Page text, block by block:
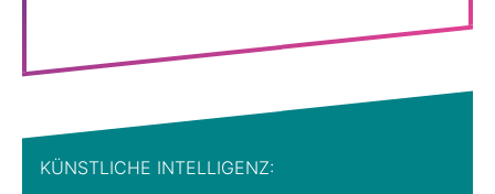
KÜNST­LICHE INTEL­LI­GENZ: